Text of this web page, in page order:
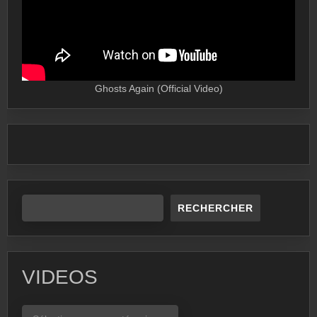
Ghosts Again (Official Video)
RECHERCHER
VIDEOS
VIDEOS